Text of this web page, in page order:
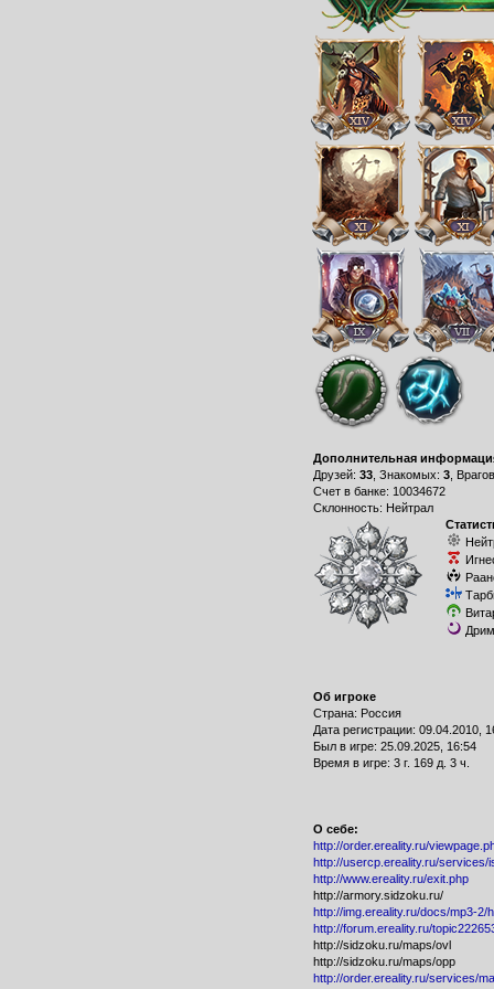
Дополнительная
Друзей: 33, Знакомых: 3,
Счет в банке: 10034672
Склонность: Нейтрал
Об игроке
Страна: Россия
Дата регистрации: 09.04.2010,
Был в игре: 25.09.2025, 16:54
Время в игре: 3 г. 169 д. 3 ч.
О себе:
http://order.ereality.ru/
http://usercp.ereality.ru/services/
http://www.ereality.ru/exit.php
http://armory.sidzoku.ru/
http://img.ereality.ru/docs/mp3-2/
http://forum.ereality.ru/
http://sidzoku.ru/maps/ovl
http://sidzoku.ru/maps/opp
http://order.ereality.ru/services/